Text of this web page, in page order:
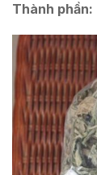
Thành phần: